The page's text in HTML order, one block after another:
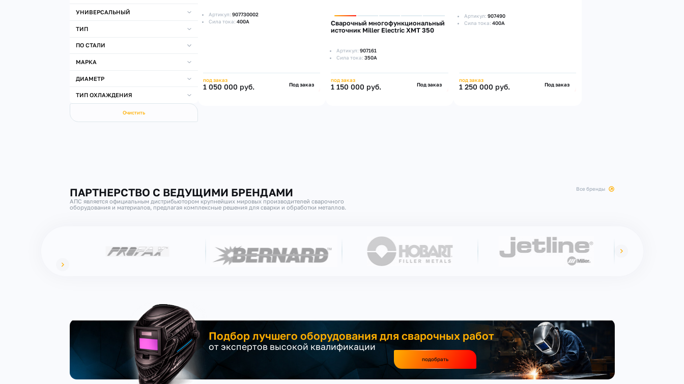
УНИВЕРСАЛЬНЫЙ
ТИП
ПО СТАЛИ
МАРКА
ДИАМЕТР
ТИП ОХЛАЖДЕНИЯ
Очистить
Артикул: 907730002
Сила тока: 400А
под заказ
1 050 000 руб. Под заказ
Сварочный многофункциональный
источник Miller Electric XMT 350
Артикул: 907161
Сила тока: 350А
под заказ
1 150 000 руб. Под заказ
Артикул:907490
Сила тока:400А
под заказ
1 250 000 руб. Под заказ
ПАРТНЕРСТВО С ВЕДУЩИМИ БРЕНДАМИ
АПС является официальным дистрибьютором крупнейших мировых производителей сварочного
оборудования и материалов, предлагая комплексные решения для сварки и обработки металлов.
все бренды
Подбор лучшего оборудования для сварочных работ
от экспертов высокой квалификации
подобрать